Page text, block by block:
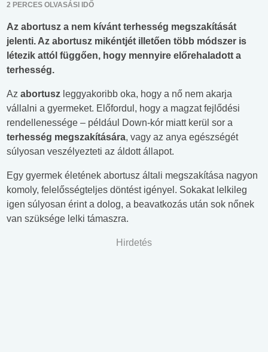
2 PERCES OLVASÁSI IDŐ
Az abortusz a nem kívánt terhesség megszakítását
jelenti. Az abortusz mikéntjét illetően több módszer is
létezik attól függően, hogy mennyire előrehaladott a
terhesség.
Az abortusz leggyakoribb oka, hogy a nő nem akarja
vállalni a gyermeket. Előfordul, hogy a magzat fejlődési
rendellenessége – például Down-kór miatt kerül sor a
terhesség megszakítására, vagy az anya egészségét
súlyosan veszélyezteti az áldott állapot.
Egy gyermek életének abortusz általi megszakítása nagyon
komoly, felelősségteljes döntést igényel. Sokakat lelkileg
igen súlyosan érint a dolog, a beavatkozás után sok nőnek
van szüksége lelki támaszra.
Hirdetés